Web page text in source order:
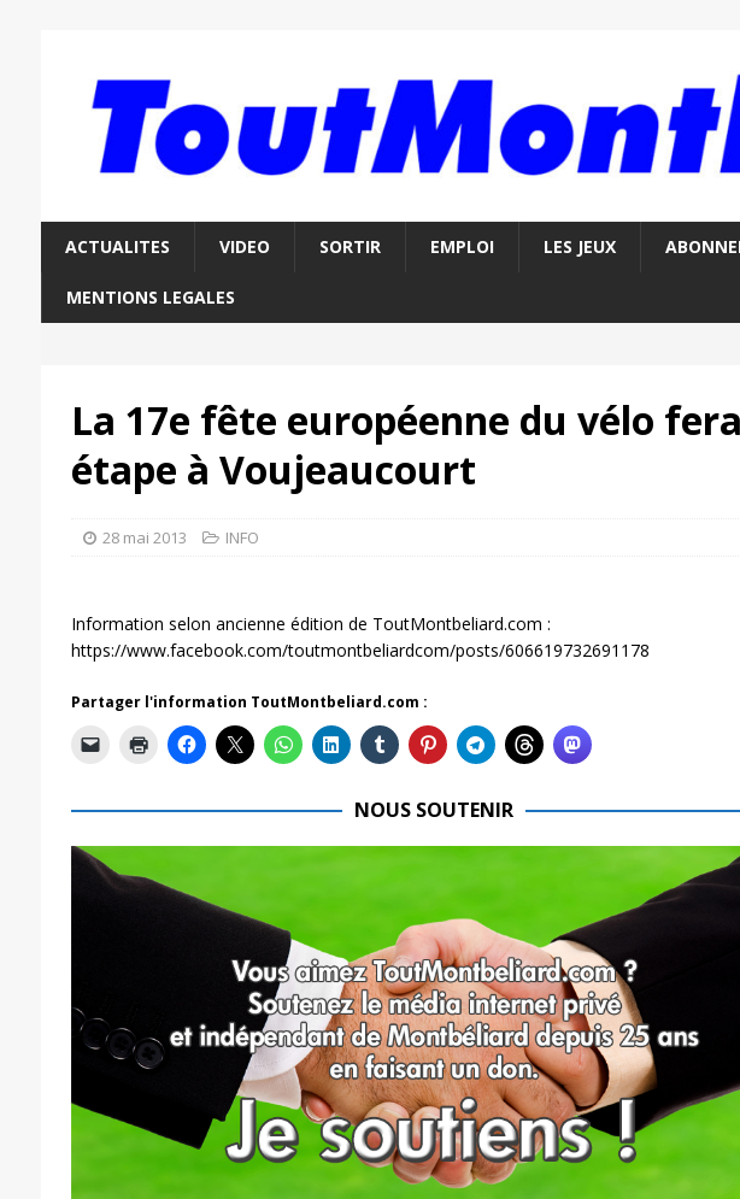
ACTUALITES VIDEO SORTIR EMPLOI LES JEUX
MENTIONS LEGALES
La 17e fête européenne du vélo fera
étape à Voujeaucourt
28 mai 2013 INFO
Information selon ancienne édition de ToutMontbeliard.com :
https://www.facebook.com/toutmontbeliardcom/posts/606619732691178
Partager l'information ToutMontbeliard.com :
NOUS SOUTENIR